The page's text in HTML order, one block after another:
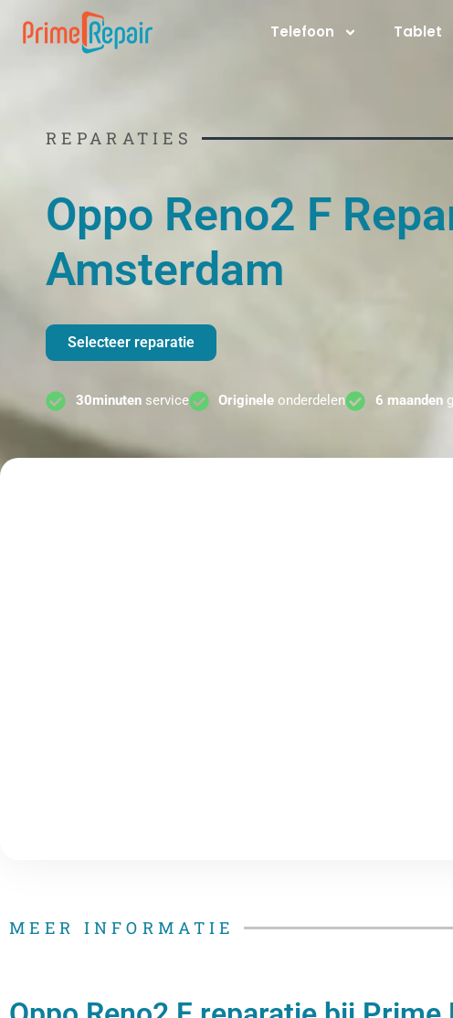
naar
Telefoon Tablet
REPARATIES
Oppo Reno2 F
Amsterdam
Selecteer reparatie
30minutenservice Originele onderdelen 6 maanden
MEER INFORMATIE